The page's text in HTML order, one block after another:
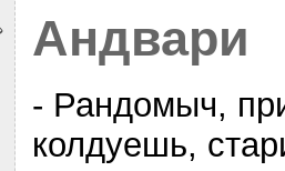
Андвари
- Рандомыч,
колдуешь,